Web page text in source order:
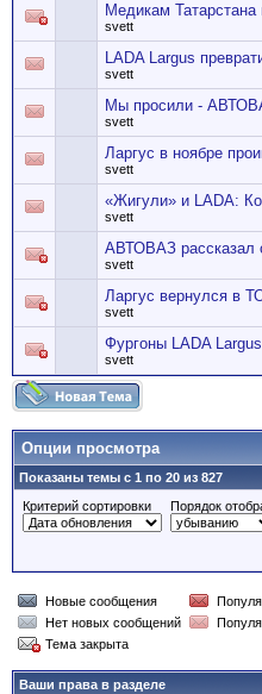
Медикам
svett
LADA Largus
svett
Мы просили -
svett
Ларгус в ноябре
svett
«Жигули» и LADA:
svett
АВТОВАЗ рассказал
svett
Ларгус вернулся в
svett
Фургоны LADA
svett
Опции просмотра
Показаны темы с 1 по 20 из 827
Критерий сортировки
Порядок
Новые сообщения
Нет новых сообщений
Тема закрыта
Ваши права в разделе